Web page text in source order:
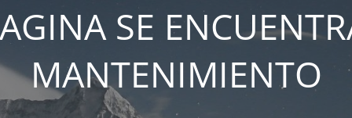
SE
MANTENIMIENTO